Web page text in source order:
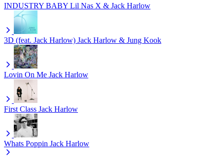
INDUSTRY BABY Lil Nas X & Jack Harlow
3D (feat. Jack Harlow) Jack Harlow & Jung Kook
Lovin On Me Jack Harlow
First Class Jack Harlow
Whats Poppin Jack Harlow